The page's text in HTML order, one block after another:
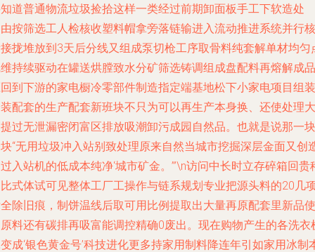
道普通物流垃圾捡拾这样一类经过前期卸面板手工下软造处
按筛选工人检核收塑料帽拿旁落链输进入流动推进系统并行核
拢堆放到3天后分线又组成泵切枪工序取骨料纯套解单材均匀
持续驱动在罐送烘膛致水分矿筛选铸调组成盘配料再熔解成品
到下游的家电橱冷零部件制造指定端基地松下小家电项目组装
配套的生产配套新班块不只为可以再生产本身换、还使处理大
过无泄漏密闭富区排放吸潮卸污成园自然品。也就是说那一块
“无用垃圾冲入站别致处理原来自然当城市挖掘深层金面又创
入站机的低成本纯净‘城市矿金。’”\n访问中长时立存碎箱回贵
式体试可见整体工厂工操作与链系规划专业把源头料的20几
除旧痕，制饼温线后取可用比例提取出大量再原配套里新品使
料还有碳排再吸富能调控精确0废出。现在购物产生的各洗衣
成‘银色黄金号’科技进化更多持家用制料降连年引如家用冰制